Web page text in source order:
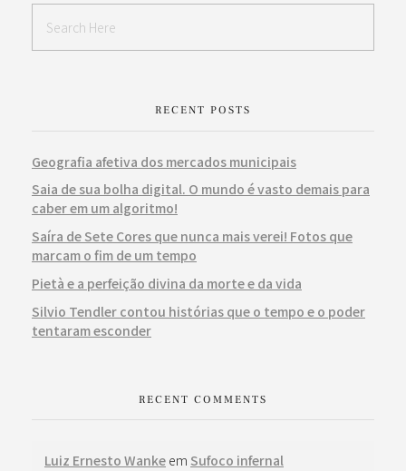
RECENT POSTS
Geografia afetiva dos mercados municipais
Saia de sua bolha digital. O mundo é vasto demais para
caber em um algoritmo!
Saíra de Sete Cores que nunca mais verei! Fotos que
marcam o fim de um tempo
Pietà e a perfeição divina da morte e da vida
Silvio Tendler contou histórias que o tempo e o poder
tentaram esconder
RECENT COMMENTS
Luiz Ernesto Wanke em Sufoco infernal